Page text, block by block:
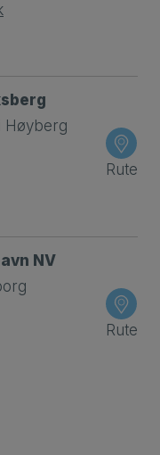
Høyberg
Rute
NV
Rute